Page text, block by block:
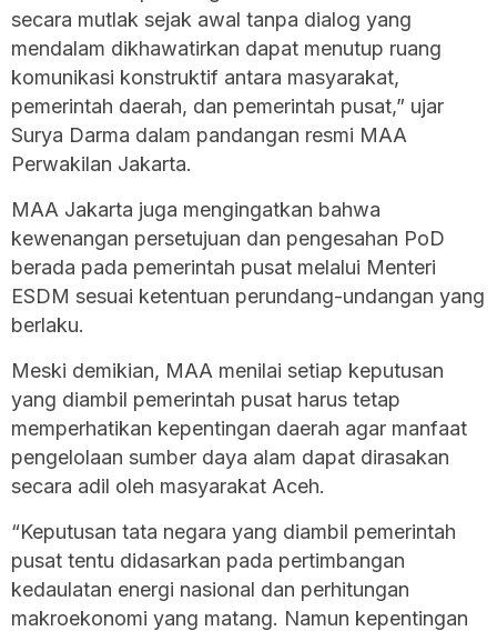
secara mutlak sejak awal tanpa dialog yang
mendalam dikhawatirkan dapat menutup ruang
komunikasi konstruktif antara masyarakat,
pemerintah daerah, dan pemerintah pusat,” ujar
Surya Darma dalam pandangan resmi MAA
Perwakilan Jakarta.
MAA Jakarta juga mengingatkan bahwa
kewenangan persetujuan dan pengesahan PoD
berada pada pemerintah pusat melalui Menteri
ESDM sesuai ketentuan perundang-undangan yang
berlaku.
Meski demikian, MAA menilai setiap keputusan
yang diambil pemerintah pusat harus tetap
memperhatikan kepentingan daerah agar manfaat
pengelolaan sumber daya alam dapat dirasakan
secara adil oleh masyarakat Aceh.
“Keputusan tata negara yang diambil pemerintah
pusat tentu didasarkan pada pertimbangan
kedaulatan energi nasional dan perhitungan
makroekonomi yang matang. Namun kepentingan